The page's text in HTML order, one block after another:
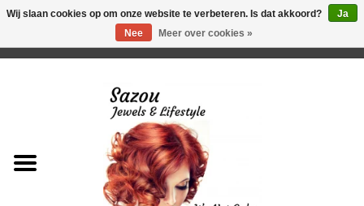
Just for Him
Wij slaan cookies op om onze website te verbeteren. Is dat akkoord?
Ja
Nee
Meer over cookies »